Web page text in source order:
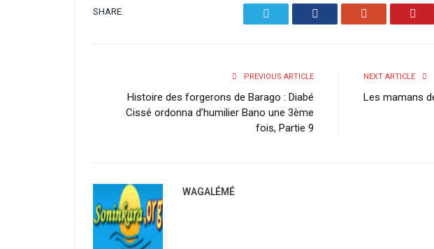
SHARE.
PREVIOUS ARTICLE
Histoire des forgerons de Barago : Diabé
Cissé ordonna d’humilier Bano une 3ème
fois, Partie 9
NEXT ARTICLE
Les mamans
WAGALÉMÉ